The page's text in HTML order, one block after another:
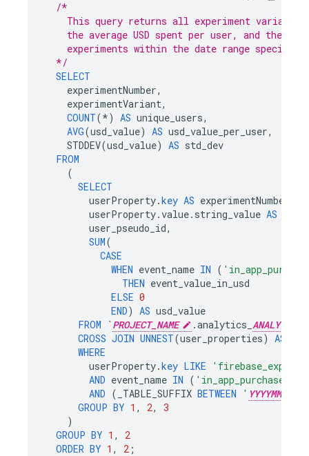
/*
This query returns all experiment
the average USD spent per user, and the
experiments within the date range
  */
SELECT
experimentNumber,
experimentVariant,
COUNT(*) AS unique_users,
AVG(usd_value) AS usd_value_per_user,
STDDEV(usd_value) AS std_dev
FROM
(
SELECT
userProperty.key AS experimentNumber
userProperty.value. string_value AS
user_pseudo_id,
SUM(
CASE
WHEN event_name IN (
THEN event_value_in_usd
ELSE 0
END) AS usd_value
FROM
`PROJECT_NAME .analytics_
CROSS JOIN UNNEST(user_properties) AS
WHERE
userProperty.key LIKE
'firebase_exp_%'
AND event_name IN ( 'in_app_purchase'
AND ( _TABLE_SUFFIX BETWEEN ' YYYYMMDD
GROUP BY 1 , 2,
3
)
GROUP BY 1 ,
2
ORDER BY 1 , 2 ;